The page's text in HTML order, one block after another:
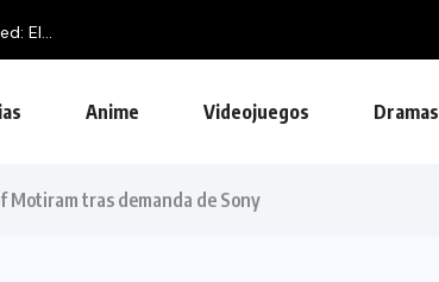
El...
Anime Videojuegos Dramas
tras demanda de Sony